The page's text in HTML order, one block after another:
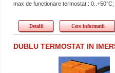
max de functionare termostat :
Detalii Cere informatii
DUBLU TERMOSTAT IN